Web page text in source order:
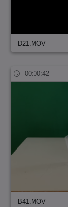
D21.MOV
00:00:42
B41.MOV